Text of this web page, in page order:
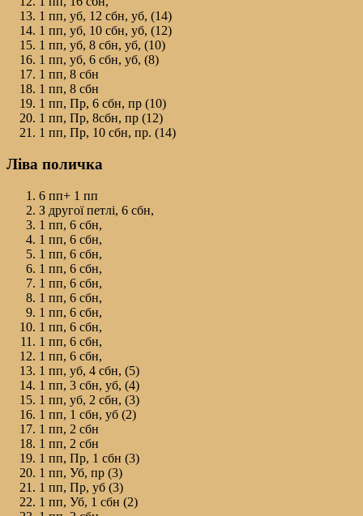
1 пп, уб, 12 сбн, уб, (14)
1 пп, уб, 10 сбн, уб, (12)
1 пп, уб, 8 сбн, уб, (10)
1 пп, уб, 6 сбн, уб, (8)
1 пп, 8 сбн
1 пп, 8 сбн
1 пп, Пр, 6 сбн, пр (10)
1 пп, Пр, 8сбн, пр (12)
1 пп, Пр, 10 сбн, пр. (14)
Ліва поличка
6 пп+ 1 пп
З другої петлі, 6 сбн,
1 пп, 6 сбн,
1 пп, 6 сбн,
1 пп, 6 сбн,
1 пп, 6 сбн,
1 пп, 6 сбн,
1 пп, 6 сбн,
1 пп, 6 сбн,
1 пп, 6 сбн,
1 пп, 6 сбн,
1 пп, 6 сбн,
1 пп, уб, 4 сбн, (5)
1 пп, 3 сбн, уб, (4)
1 пп, уб, 2 сбн, (3)
1 пп, 1 сбн, уб (2)
1 пп, 2 сбн
1 пп, 2 сбн
1 пп, Пр, 1 сбн (3)
1 пп, Уб, пр (3)
1 пп, Пр, уб (3)
1 пп, Уб, 1 сбн (2)